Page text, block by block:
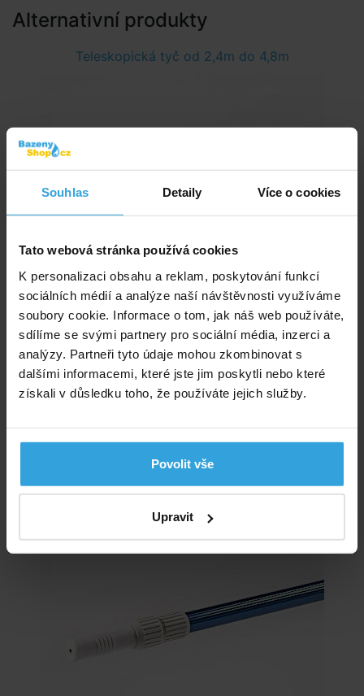
Souhlas Detaily Více o cookies
Tato webová stránka používá cookies
K personalizaci obsahu a reklam, poskytování funkcí
sociálních médií a analýze naší návštěvnosti využíváme
soubory cookie. Informace o tom, jak náš web používáte,
sdílíme se svými partnery pro sociální média, inzerci a
analýzy. Partneři tyto údaje mohou zkombinovat s
dalšími informacemi, které jste jim poskytli nebo které
získali v důsledku toho, že používáte jejich služby.
Povolit vše
Upravit
Alternativní produkty
Teleskopická tyč od 2,4m do 4,8m
Bazénová teleskopická tyč k bazénovému příslušenství od 2,4m do 4,8m.
Skladem > 20 ks
ve středu u vás
do košíku
Teleskopická tyč od 1,8m do 3,6m